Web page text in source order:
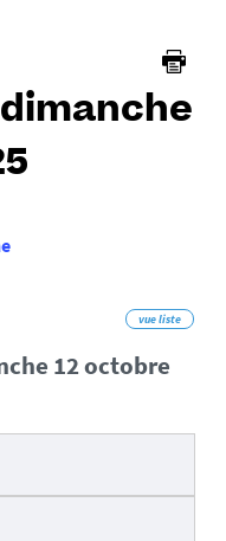
vue liste
12 octobre